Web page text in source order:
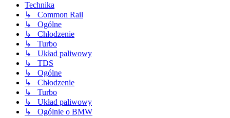
Technika
↳ Common Rail
↳ Ogólne
↳ Chłodzenie
↳ Turbo
↳ Układ paliwowy
↳ TDS
↳ Ogólne
↳ Chłodzenie
↳ Turbo
↳ Układ paliwowy
↳ Ogólnie o BMW